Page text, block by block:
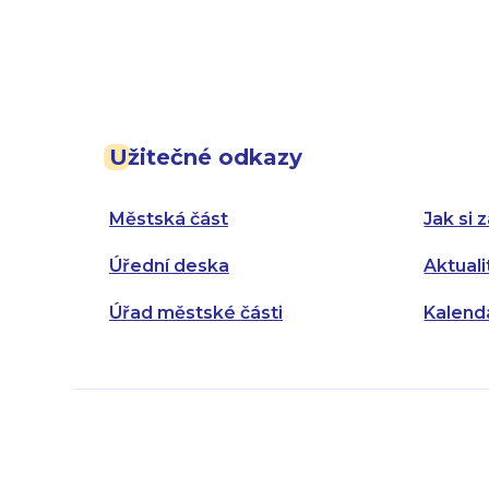
Užitečné odkazy
Městská část
Úřední deska
Úřad městské části
Jak si